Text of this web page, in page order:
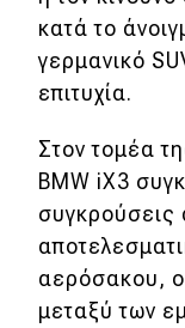
κατά το
γερμανικό
επιτυχία.
Στον τομέα
BMW iX3
συγκρούσεις
αερόσακου, ο
μεταξύ των